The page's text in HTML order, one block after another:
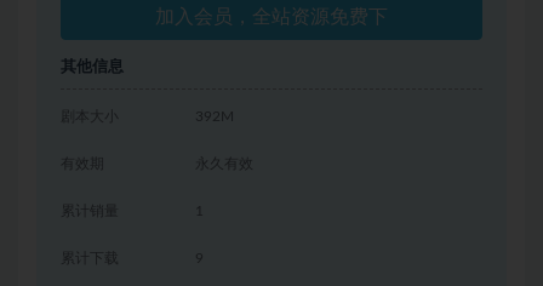
加入会员，全站资源免费下
其他信息
剧本大小 392M
有效期 永久有效
累计销量 1
累计下载 9